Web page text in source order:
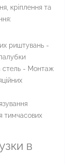
кріплення та
риштувань -
стель - Монтаж
тимчасових
в